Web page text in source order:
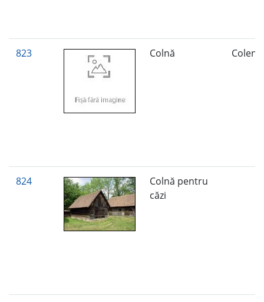
823 Colnă
824
Colnă pentru
căzi